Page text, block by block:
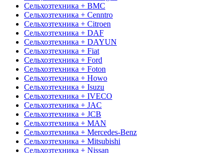
Сельхозтехника + BMC
Сельхозтехника + Cenntro
Сельхозтехника + Citroen
Сельхозтехника + DAF
Сельхозтехника + DAYUN
Сельхозтехника + Fiat
Сельхозтехника + Ford
Сельхозтехника + Foton
Сельхозтехника + Howo
Сельхозтехника + Isuzu
Сельхозтехника + IVECO
Сельхозтехника + JAC
Сельхозтехника + JCB
Сельхозтехника + MAN
Сельхозтехника + Mercedes-Benz
Сельхозтехника + Mitsubishi
Сельхозтехника + Nissan